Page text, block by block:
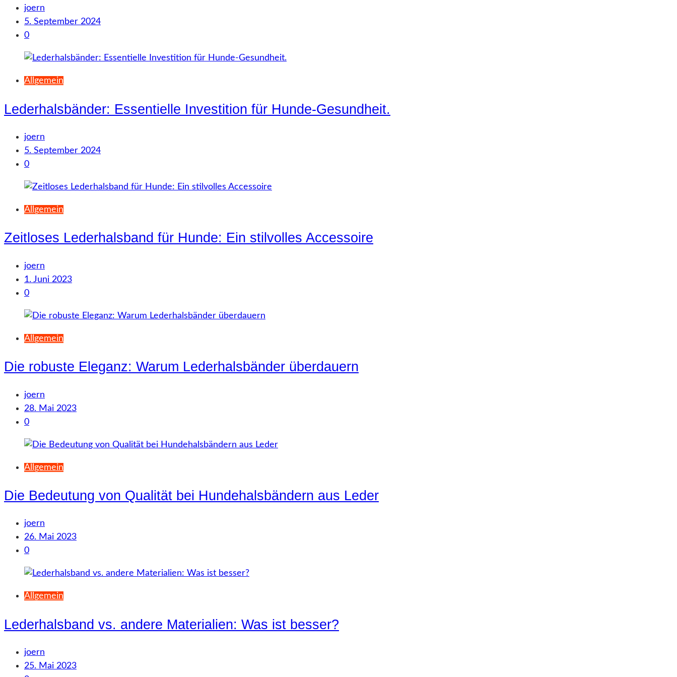
joern
5. September 2024
0
Allgemein
Lederhalsbänder: Essentielle Investition für Hunde-Gesundheit.
joern
5. September 2024
0
Allgemein
Zeitloses Lederhalsband für Hunde: Ein stilvolles Accessoire
joern
1. Juni 2023
0
Allgemein
Die robuste Eleganz: Warum Lederhalsbänder überdauern
joern
28. Mai 2023
0
Allgemein
Die Bedeutung von Qualität bei Hundehalsbändern aus Leder
joern
26. Mai 2023
0
Allgemein
Lederhalsband vs. andere Materialien: Was ist besser?
joern
25. Mai 2023